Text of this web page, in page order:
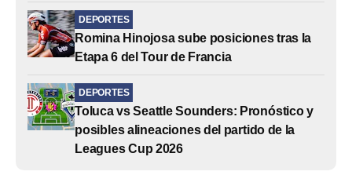
DEPORTES
Romina Hinojosa sube posiciones tras la
Etapa 6 del Tour de Francia
DEPORTES
Toluca vs Seattle Sounders: Pronóstico y
posibles alineaciones del partido de la
Leagues Cup 2026